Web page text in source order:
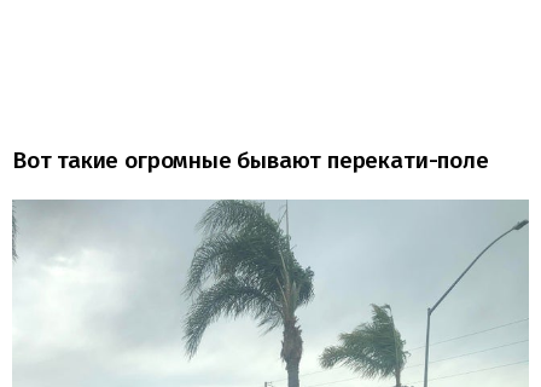
Вот такие огромные бывают перекати-поле